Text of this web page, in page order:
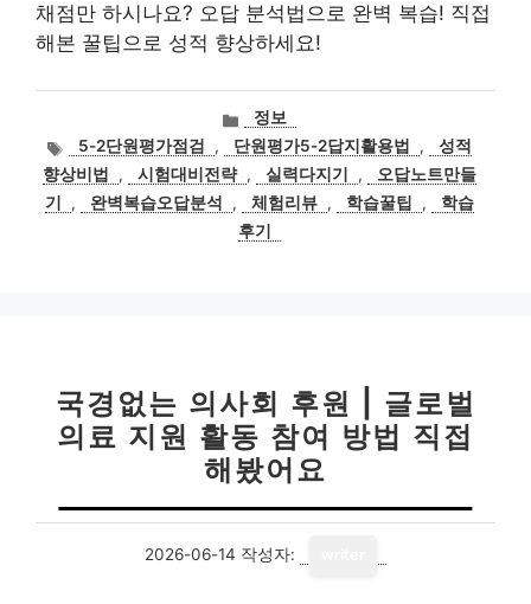
채점만 하시나요? 오답 분석법으로 완벽 복습! 직접
해본 꿀팁으로 성적 향상하세요!
카
테
고
리
정보
태
그
5-2단원평가점검 , 단원평가5-2답지활용법 ,
성적
향상비법
, 시험대비전략 , 실력다지기 ,
오답노트만들
기
, 완벽복습오답분석 , 체험리뷰 , 학습꿀팁 ,
학습
후기
국경없는 의사회 후원 | 글로벌
의료 지원 활동 참여 방법 직접
해봤어요
2026-06-14 작성자: